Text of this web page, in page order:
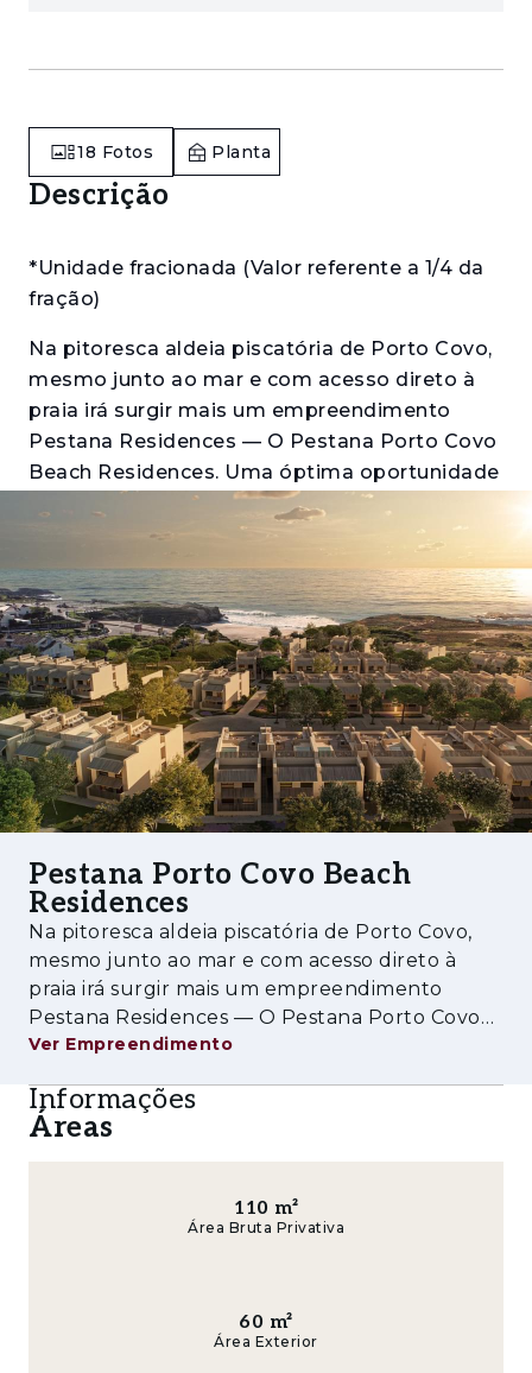
18 Fotos Planta
Descrição
*Unidade fracionada (Valor referente a 1/4 da
fração)
Na pitoresca aldeia piscatória de Porto Covo,
mesmo junto ao mar e com acesso direto à
praia irá surgir mais um empreendimento
Pestana Residences — O Pestana Porto Covo
Beach Residences. Uma óptima oportunidade
de investimento, tanto para lazer, como para
rentabilização.
Este projeto consistirá num conjunto de 238
apartamentos turísticos, com piscinas
privadas, num condomínio privado com
serviços e um núcleo central com jardins,
espaços de lazer e um restaurante.
Porto Covo está rodeada das mais belas e
naturais praias do país, excelentes para a
prática do windsurf e da pesca desportiva,
Pessegueiro, é outro ponto de interesse.
Pestana Porto Covo Beach
Residences
Na pitoresca aldeia piscatória de Porto Covo,
mesmo junto ao mar e com acesso direto à
praia irá surgir mais um empreendimento
Pestana Residences — O Pestana Porto Covo
Beach Residences. Uma óptima oportunidade
rentabilização. Este projeto consistirá n
Ver Empreendimento
Informações
Áreas
110 m²
Área Bruta Privativa
60 m²
Área Exterior